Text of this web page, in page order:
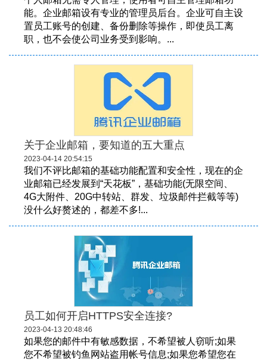
能。企业邮箱设有专业的管理员后台。企业可自主设
置员工账号的创建、备份删除等操作，即使员工离
职，也不会使公司业务受到影响。 ​...
关于企业邮箱，要知道的五大重点
2023-04-14 20:54:15
我们不评比邮箱的基础功能配置和安全性，现在的企
业邮箱已经发展到“天花板”，基础功能(无限空间、
4G大附件、20G中转站、群发、垃圾邮件拦截等等)
没什么好赘述的，都差不多!...
员工如何开启HTTPS安全连接?
2023-04-13 20:48:46
如果您的邮件中有敏感数据，不希望被人窃听;如果
您不希望被钓鱼网站盗用帐号信息;如果您希望您在